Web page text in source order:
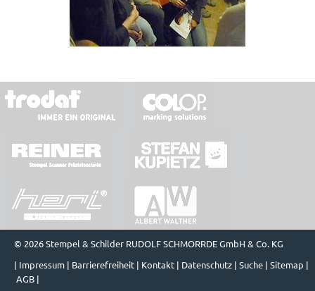
© 2026 Stempel & Schilder RUDOLF SCHMORRDE GmbH & Co. KG
| Impressum | Barrierefreiheit | Kontakt | Datenschutz | Suche | Sitemap |
AGB |